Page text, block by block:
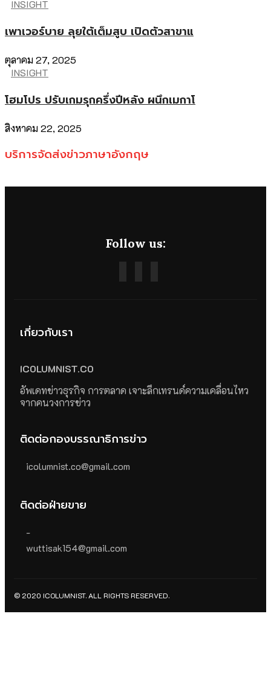
INSIGHT
เพาเวอร์บาย ลุยใต้เต็มสูบ เปิดตัวสาขาแ
ตุลาคม 27, 2025
INSIGHT
โฮมโปร ปรับเกมรุกครึ่งปีหลัง ผนึกเมกาโ
สิงหาคม 22, 2025
บริการจัดส่งข่าวภาษาอังกฤษ
Follow us:
เกี่ยวกับเรา
ICOLUMNIST.CO
อัพเดทข่าวธุรกิจ การตลาด เจาะลึกเทรนด์ความเคลื่อนไหว
จากคนวงการข่าว
ติดต่อกองบรรณาธิการข่าว
icolumnist.co@gmail.com
ติดต่อฝ่ายขาย
-
wuttisak154@gmail.com
© 2020 ICOLUMNIST. ALL RIGHTS RESERVED.